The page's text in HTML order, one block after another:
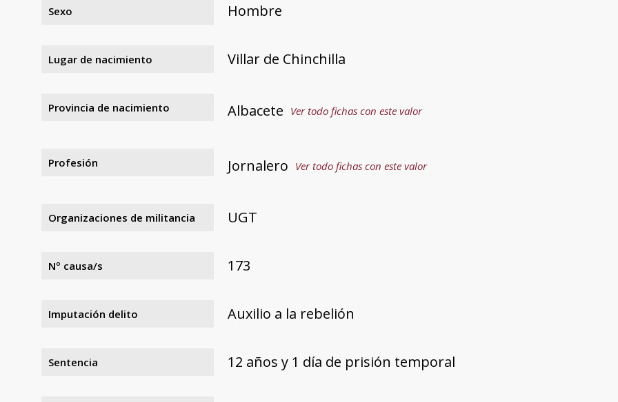
Sexo Hombre
Lugar de nacimiento Villar de Chinchilla
Provincia de nacimiento Albacete Ver todo fichas con este valor
Profesión Jornalero Ver todo fichas con este valor
Organizaciones de militancia UGT
Nº causa/s 173
Imputación delito Auxilio a la rebelión
Sentencia 12 años y 1 día de prisión temporal